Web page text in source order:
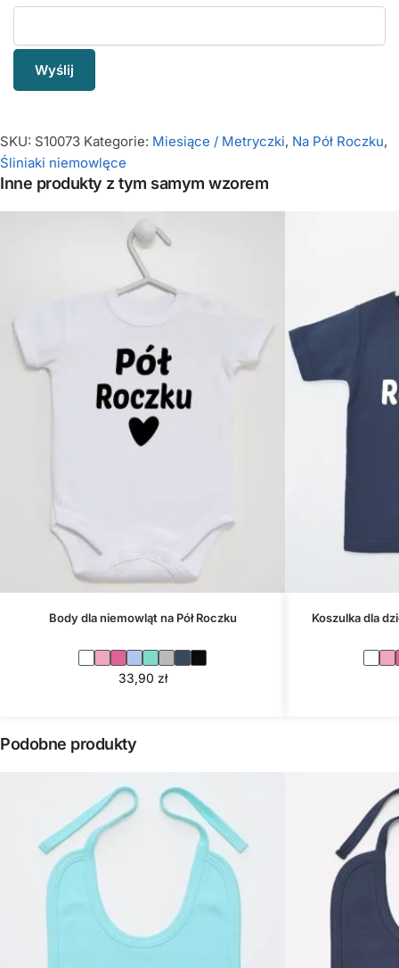
SKU: S10073 Kategorie: Miesiące / Metryczki, Na Pół Roczku,
Śliniaki niemowlęce
Inne produkty z tym samym wzorem
Body dla niemowląt na Pół Roczku
33,90 zł
Koszulka dla
Podobne produkty